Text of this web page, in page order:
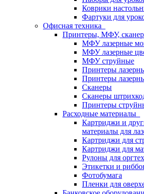
Коврики
Фартуки для
Офисная техника
Принтеры, МФУ,
МФУ лазерные
МФУ лазерные
МФУ струйные
Принтеры
Принтеры
Сканеры
Сканеры
Принтеры
Расходные материалы
Картриджи и
материалы для
Картриджи для
Картриджи для
Рулоны для
Этикетки и
Фотобумага
Пленки для